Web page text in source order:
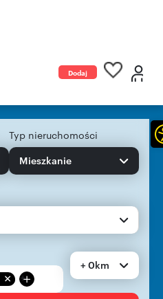
Dodaj
Typ nieruchomości
Mieszkanie
+
+ 0km